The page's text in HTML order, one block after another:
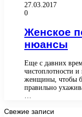
27.03.2017
0
Женское
нюансы
Еще с давних
чистоплотности и
женщины, чтобы
правильно
…
Свежие записи